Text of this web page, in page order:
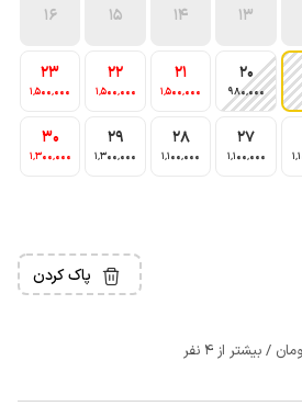
13
14
15
16
20
980٬000
21
1٬500٬000
22
1٬500٬000
23
1٬500٬000
27
1٬100٬000
28
1٬100٬000
29
1٬300٬000
30
1٬300٬000
پاک کردن